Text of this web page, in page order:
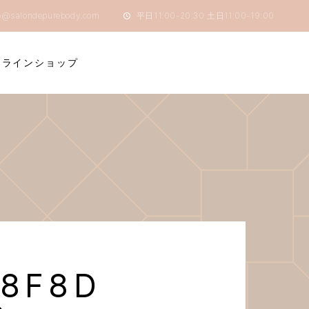
平日11:00-20:30 土日11:00-19:00
インショップ